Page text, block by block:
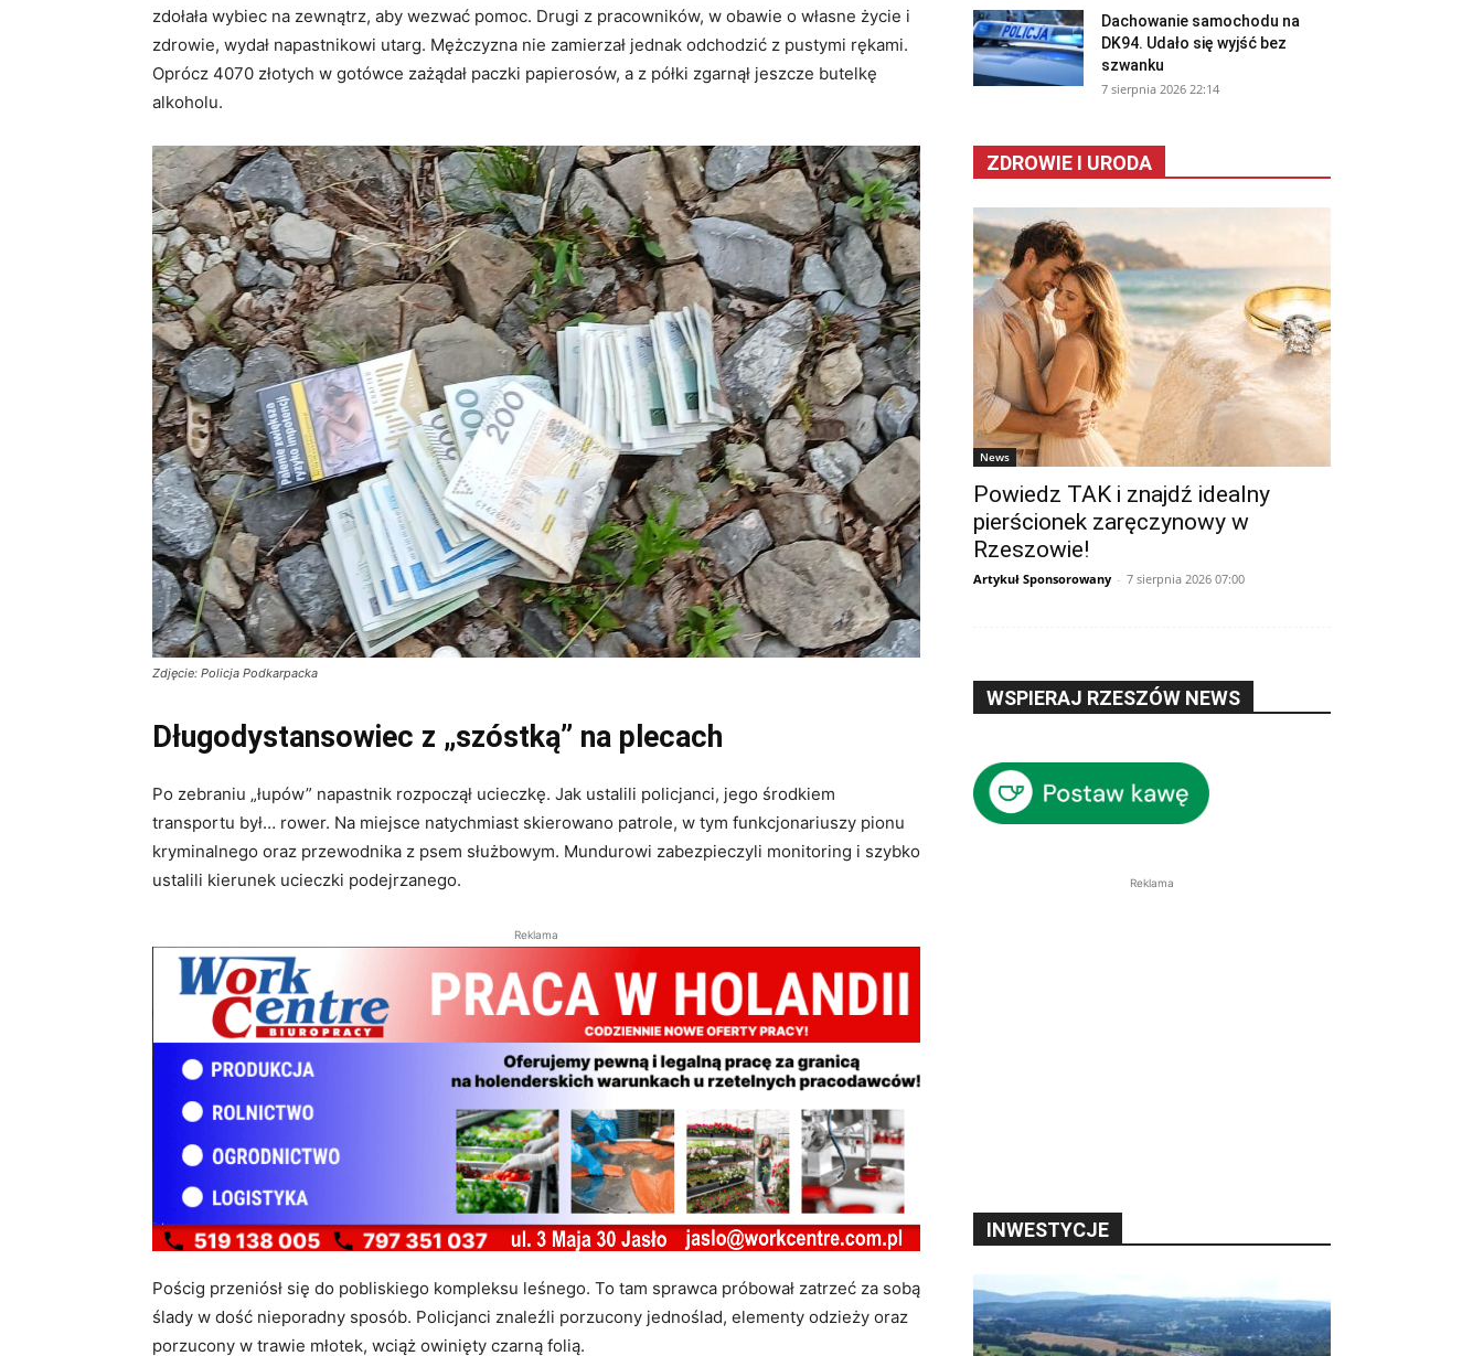
zdołała wybiec na zewnątrz, aby wezwać pomoc. Drugi z pracowników, w obawie o własne życie i
zdrowie, wydał napastnikowi utarg. Mężczyzna nie zamierzał jednak odchodzić z pustymi rękami.
Oprócz 4070 złotych w gotówce zażądał paczki papierosów, a z półki zgarnął jeszcze butelkę
alkoholu.
Zdjęcie: Policja Podkarpacka
Długodystansowiec z „szóstką” na plecach
Po zebraniu „łupów” napastnik rozpoczął ucieczkę. Jak ustalili policjanci, jego środkiem
transportu był… rower. Na miejsce natychmiast skierowano patrole, w tym funkcjonariuszy pionu
kryminalnego oraz przewodnika z psem służbowym. Mundurowi zabezpieczyli monitoring i szybko
ustalili kierunek ucieczki podejrzanego.
Reklama
Pościg przeniósł się do pobliskiego kompleksu leśnego. To tam sprawca próbował zatrzeć za sobą
ślady w dość nieporadny sposób. Policjanci znaleźli porzucony jednoślad, elementy odzieży oraz
porzucony w trawie młotek, wciąż owinięty czarną folią.
Dachowanie samochodu na
DK94. Udało się wyjść bez
szwanku
7 sierpnia 2026 22:14
ZDROWIE I URODA
News
Powiedz TAK i znajdź idealny
pierścionek zaręczynowy w
Rzeszowie!
Artykuł Sponsorowany - 7 sierpnia 2026 07:00
WSPIERAJ RZESZÓW NEWS
Reklama
INWESTYCJE